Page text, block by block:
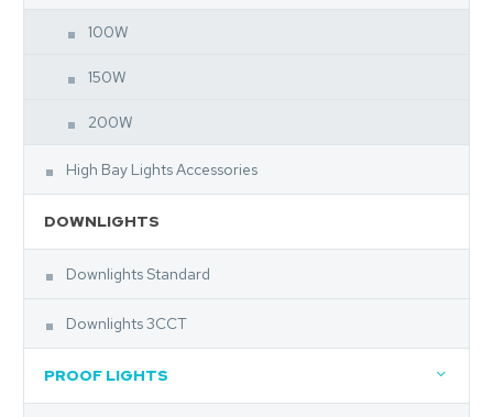
100W
150W
200W
High Bay Lights Accessories
DOWNLIGHTS
Downlights Standard
Downlights 3CCT
PROOF LIGHTS